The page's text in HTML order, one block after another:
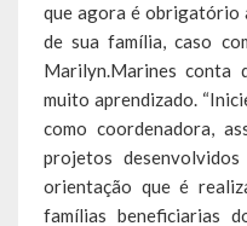
Publicações
Conselhos Municipais
Planos
Contas Públicas
que agora é obrigatório
de sua família, caso
Marilyn.Marines conta
muito aprendizado.
como coordenadora,
projetos
orientação que é
famílias beneficiarias